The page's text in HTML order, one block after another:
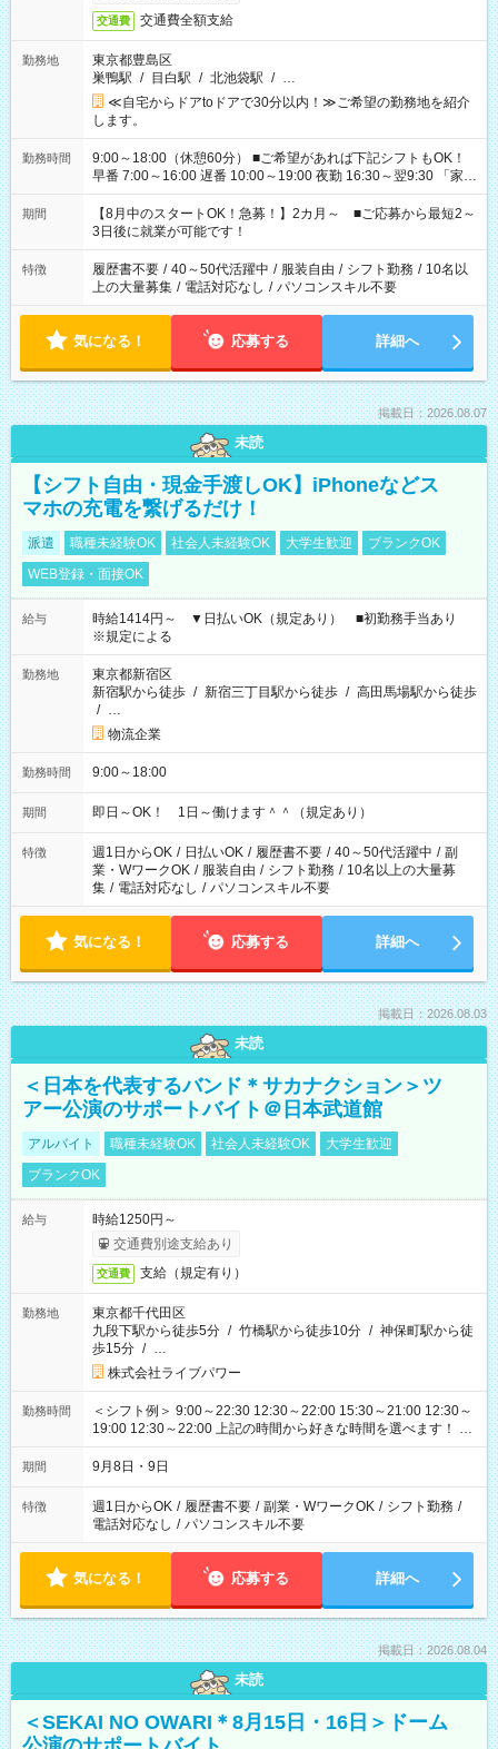
交通費 交通費全額支給
勤務地
東京都豊島区
巣鴨駅 / 目白駅 / 北池袋駅 / …
≪自宅からドアtoドアで30分以内！≫ご希望の勤務地を紹介
します。
勤務時間
9:00～18:00（休憩60分） ■ご希望があれば下記シフトもOK！
早番 7:00～16:00 遅番 10:00～19:00 夜勤 16:30～翌9:30 「家族
と休みを合わせたい」 「余裕を持って夕飯の準備がしたい」
「できれば残業はしたくない」 など、ご希望を教えてください
ね。 ※Wワーク希望の方へ 今ご覧のお仕事で希望する勤務時間
と、もう1つのお仕事の勤務時間。 合計で週40時間を超える場
合は応募できません。
期間
【8月中のスタートOK！急募！】2カ月～ ■ご応募から最短2～
3日後に就業が可能です！
特徴 履歴書不要 / 40～50代活躍中 / 服装自由 / シフト勤務 / 10名以
上の大量募集 / 電話対応なし / パソコンスキル不要
気になる！ 応募する 詳細へ
掲載日：2026.08.07
未読
【シフト自由・現金手渡しOK】iPhoneなどス
マホの充電を繋げるだけ！
派遣 職種未経験OK 社会人未経験OK 大学生歓迎
ブランクOK
WEB登録・面接OK
給与
時給1414円～ ▼日払いOK（規定あり） ■初勤務手当あり
※規定による
勤務地
東京都新宿区
新宿駅から徒歩 / 新宿三丁目駅から徒歩 / 高田馬場駅から徒歩
/ …
物流企業
勤務時間 9:00～18:00
期間 即日～OK！ 1日～働けます＾＾（規定あり）
特徴 週1日からOK / 日払いOK / 履歴書不要 / 40～50代活躍中 / 副
業・WワークOK / 服装自由 / シフト勤務 / 10名以上の大量募
集 / 電話対応なし / パソコンスキル不要
気になる！ 応募する 詳細へ
掲載日：2026.08.03
未読
＜日本を代表するバンド＊サカナクション＞ツ
アー公演のサポートバイト＠日本武道館
アルバイト 職種未経験OK 社会人未経験OK
大学生歓迎
ブランクOK
給与
時給1250円～
交通費別途支給あり
交通費 支給（規定有り）
勤務地
東京都千代田区
九段下駅から徒歩5分 / 竹橋駅から徒歩10分 / 神保町駅から徒
歩15分 / …
株式会社ライブパワー
勤務時間
＜シフト例＞ 9:00～22:30 12:30～22:00 15:30～21:00 12:30～
19:00 12:30～22:00 上記の時間から好きな時間を選べます！ ※
時間は変更となる可能性があります
期間 9月8日・9日
特徴 週1日からOK / 履歴書不要 / 副業・WワークOK / シフト勤務 /
電話対応なし / パソコンスキル不要
気になる！ 応募する 詳細へ
掲載日：2026.08.04
未読
＜SEKAI NO OWARI＊8月15日・16日＞ドーム